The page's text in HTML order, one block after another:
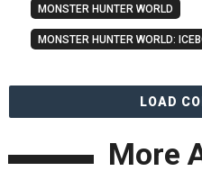
MONSTER HUNTER WORLD
MONSTER HUNTER WORLD:
LOAD
More